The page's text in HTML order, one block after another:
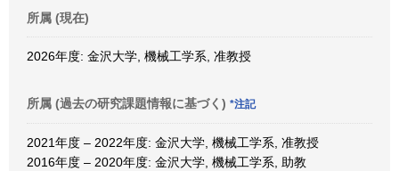
所属 (現在)
2026年度: 金沢大学, 機械工学系, 准教授
所属 (過去の研究課題情報に基づく) *注記
2021年度 – 2022年度: 金沢大学, 機械工学系, 准教授
2016年度 – 2020年度: 金沢大学, 機械工学系, 助教